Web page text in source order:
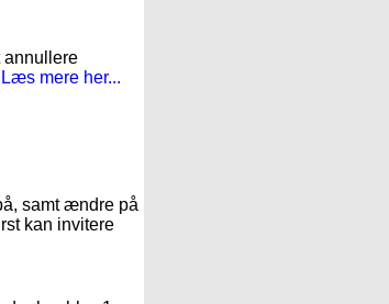
annullere
Læs mere her...
samt ændre på
kan invitere